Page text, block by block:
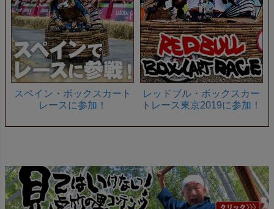
スペイン・ボックスカート
レースに参加！
レッドブル・ボックスカー
トレース東京2019に参加！